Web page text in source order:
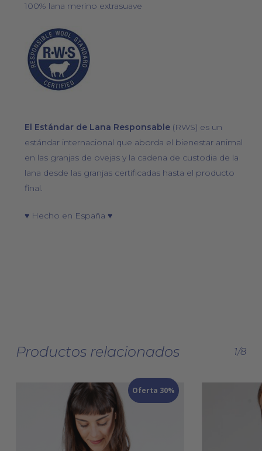
100% lana merino extrasuave
El Estándar de Lana Responsable(RWS) es un
estándar internacional que aborda el bienestar animal
en las granjas de ovejas y la cadena de custodia de la
lana desde las granjas certificadas hasta el producto
final.
♥ Hecho en España ♥
Productos relacionados 1/8
Oferta 30%